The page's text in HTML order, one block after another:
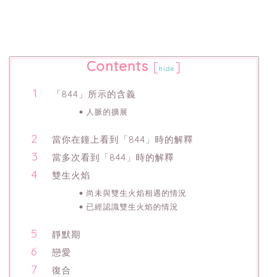
Contents [hide ]
「844」所示的含義
人脈的擴展
當你在鐘上看到「844」時的解釋
當多次看到「844」時的解釋
雙生火焰
尚未與雙生火焰相遇的情況
已經認識雙生火焰的情況
靜默期
戀愛
復合